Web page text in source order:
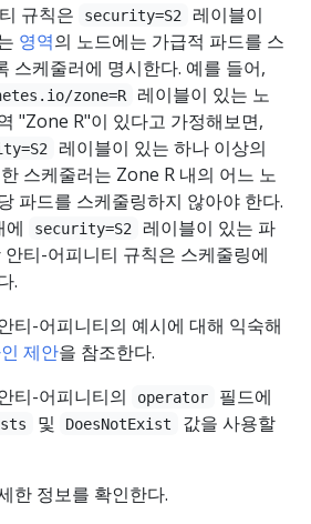
규칙은
security=S2
레이블이
영역의 노드에는 가급적 파드를 스
스케줄러에 명시한다. 예를 들어,
zone=R
레이블이 있는 노
"Zone R"이 있다고 가정해보면,
레이블이 있는 하나 이상의
스케줄러는 Zone R 내의 어느 노
파드를 스케줄링하지 않아야 한다.
에
security=S2
레이블이 있는 파
티-어피니티 규칙은 스케줄링에
.
티-어피니티의 예시에 대해 익숙해
제안을 참조한다.
티-어피니티의
operator 필드에
및 DoesNotExist
값을 사용할
한 정보를 확인한다.